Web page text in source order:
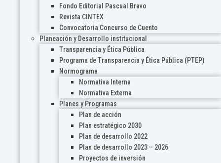
Fondo Editorial Pascual Bravo
Revista CINTEX
Convocatoria Concurso de Cuento
Planeación y Desarrollo institucional
Transparencia y Ética Pública
Programa de Transparencia y Ética Pública (PTEP)
Normograma
Normativa Interna
Normativa Externa
Planes y Programas
Plan de acción
Plan estratégico 2030
Plan de desarrollo 2022
Plan de desarrollo 2023 – 2026
Proyectos de inversión